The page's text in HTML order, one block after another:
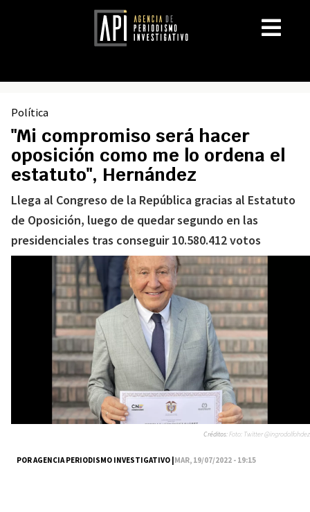
Política
"Mi compromiso será hacer
oposición como me lo ordena el
estatuto", Hernández
Llega al Congreso de la República gracias al Estatuto
de Oposición, luego de quedar segundo en las
presidenciales tras conseguir 10.580.412 votos
POR AGENCIA PERIODISMO INVESTIGATIVO |MAR, 19/07/2022 - 19:15
Créditos:Foto: Twitter @ingrodolfohdez